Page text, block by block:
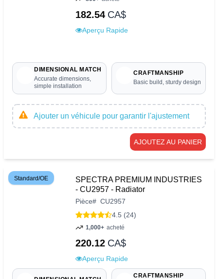
182.54 CA$
Aperçu Rapide
DIMENSIONAL MATCH
Accurate dimensions,
simple installation
CRAFTMANSHIP
Basic build, sturdy design
Ajouter un véhicule pour garantir l'ajustement
AJOUTEZ AU PANIER
Standard/OE
SPECTRA PREMIUM INDUSTRIES
- CU2957 - Radiator
Pièce# CU2957
4.5 (24)
1,000+ acheté
220.12 CA$
Aperçu Rapide
CRAFTMANSHIP